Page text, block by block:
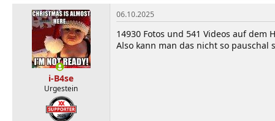
k
t
i
o
n
i-B4se
Urgestein
06.10.2025
14930 Fotos und 541 Videos auf dem
Also kann man das nicht so